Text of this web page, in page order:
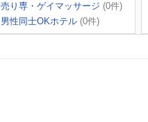
売り専・ゲイマッサージ (0件)
男性同士OKホテル (0件)